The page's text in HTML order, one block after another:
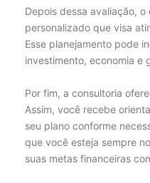
Depois dessa avaliação,
personalizado que visa
Esse planejamento pode
investimento, economia e
Por fim, a consultoria
Assim, você recebe
seu plano conforme
que você esteja sempre
suas metas financeiras